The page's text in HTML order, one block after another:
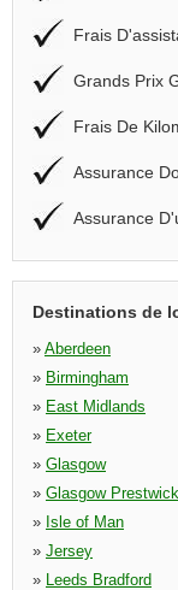
Frais
Grands Prix
Frais De
Assurance
Assurance
Destinations de
» Aberdeen
» Birmingham
» East Midlands
» Exeter
» Glasgow
» Glasgow Prestwick
» Isle of Man
» Jersey
» Leeds Bradford